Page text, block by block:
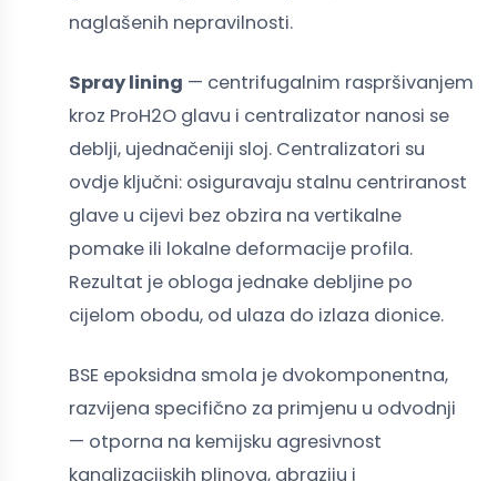
naglašenih nepravilnosti.
Spray lining — centrifugalnim raspršivanjem
kroz ProH2O glavu i centralizator nanosi se
deblji, ujednačeniji sloj. Centralizatori su
ovdje ključni: osiguravaju stalnu centriranost
glave u cijevi bez obzira na vertikalne
pomake ili lokalne deformacije profila.
Rezultat je obloga jednake debljine po
cijelom obodu, od ulaza do izlaza dionice.
BSE epoksidna smola je dvokomponentna,
razvijena specifično za primjenu u odvodnji
— otporna na kemijsku agresivnost
kanalizacijskih plinova, abraziju i